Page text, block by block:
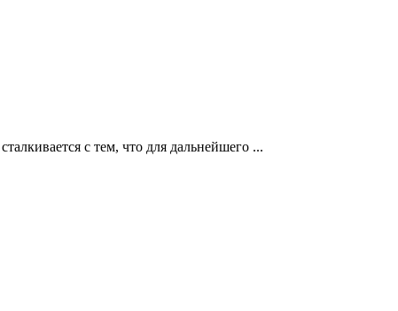
с тем, что для дальнейшего ...